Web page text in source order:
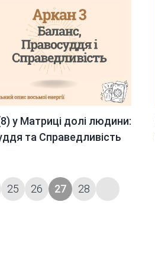
у Матриці долі людини:
та Справедливість
25 26 27 28Наступна